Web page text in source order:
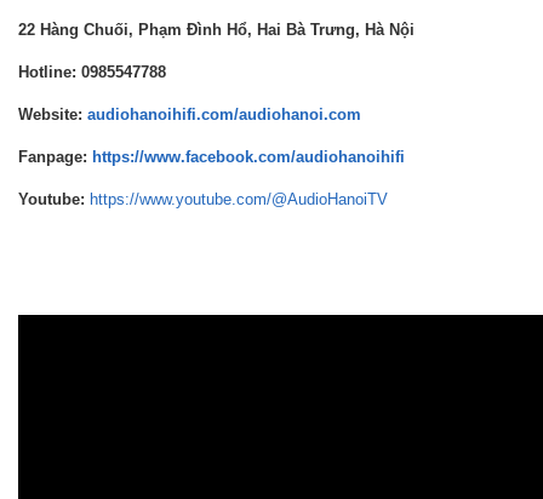
22 Hàng Chuối, Phạm Đình Hổ, Hai Bà Trưng, Hà Nội
Hotline: 0985547788
Website: audiohanoihifi.com/audiohanoi.com
Fanpage: https://www.facebook.com/audiohanoihifi
Youtube: https://www.youtube.com/@AudioHanoiTV